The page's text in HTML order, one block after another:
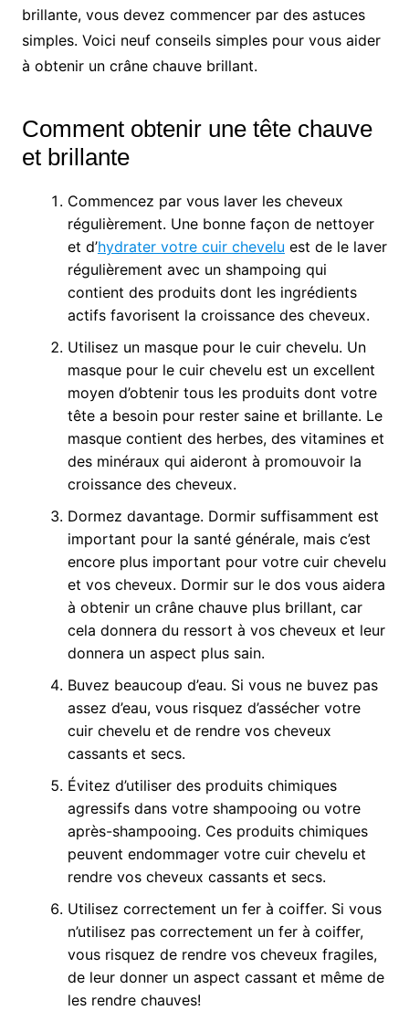
brillante, vous devez commencer par des astuces
simples. Voici neuf conseils simples pour vous aider
à obtenir un crâne chauve brillant.
Comment obtenir une tête chauve
et brillante
Commencez par vous laver les cheveux
régulièrement. Une bonne façon de nettoyer
et d’hydrater votre cuir chevelu est de le laver
régulièrement avec un shampoing qui
contient des produits dont les ingrédients
actifs favorisent la croissance des cheveux.
Utilisez un masque pour le cuir chevelu. Un
masque pour le cuir chevelu est un excellent
moyen d’obtenir tous les produits dont votre
tête a besoin pour rester saine et brillante. Le
masque contient des herbes, des vitamines et
des minéraux qui aideront à promouvoir la
croissance des cheveux.
Dormez davantage. Dormir suffisamment est
important pour la santé générale, mais c’est
encore plus important pour votre cuir chevelu
et vos cheveux. Dormir sur le dos vous aidera
à obtenir un crâne chauve plus brillant, car
cela donnera du ressort à vos cheveux et leur
donnera un aspect plus sain.
Buvez beaucoup d’eau. Si vous ne buvez pas
assez d’eau, vous risquez d’assécher votre
cuir chevelu et de rendre vos cheveux
cassants et secs.
Évitez d’utiliser des produits chimiques
agressifs dans votre shampooing ou votre
après-shampooing. Ces produits chimiques
peuvent endommager votre cuir chevelu et
rendre vos cheveux cassants et secs.
Utilisez correctement un fer à coiffer. Si vous
n’utilisez pas correctement un fer à coiffer,
vous risquez de rendre vos cheveux fragiles,
de leur donner un aspect cassant et même de
les rendre chauves!